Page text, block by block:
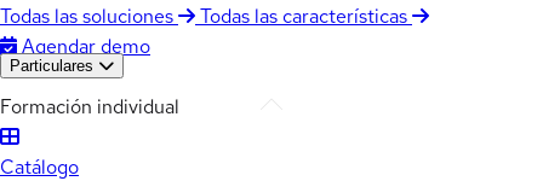
Todas las soluciones
Todas las características
Agendar demo
Particulares
Formación individual
Catálogo